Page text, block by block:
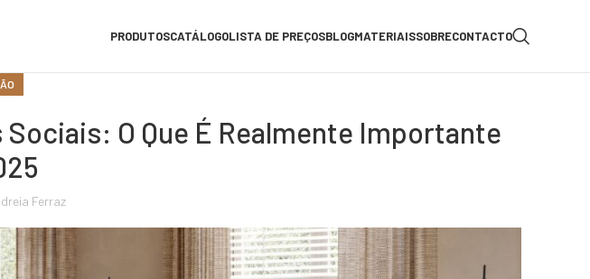
PRODUTOSCATÁLOGOLISTA DE PREÇOSBLOGMATERIAISSOBRECONTACTO
O Que É Realmente Importante
Ferraz